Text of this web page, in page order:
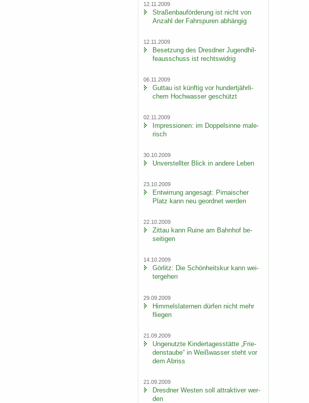
12.11.2009
Stra­ßen­bau­för­de­rung ist nicht von
An­zahl der Fahr­spu­ren ab­hän­gig
12.11.2009
Be­set­zung des Dresd­ner Ju­gend­hil­
fe­aus­schuss ist rechts­wid­rig
06.11.2009
Gut­tau ist künf­tig vor hun­dert­jähr­li­
chem Hoch­was­ser ge­schützt
02.11.2009
Im­pres­sio­nen: im Dop­pel­sin­ne ma­le­
risch
30.10.2009
Un­ver­stell­ter Blick in an­de­re Leben
23.10.2009
Ent­wir­rung an­ge­sagt: Pir­na­i­scher
Platz kann neu ge­ord­net wer­den
22.10.2009
Zit­tau kann Ruine am Bahn­hof be­
sei­ti­gen
14.10.2009
Gör­litz: Die Schön­heits­kur kann wei­
ter­ge­hen
29.09.2009
Him­mels­la­ter­nen dür­fen nicht mehr
flie­gen
21.09.2009
Un­ge­nutz­te Kin­der­ta­ges­stät­te „Frie­
dens­tau­be“ in Weiß­was­ser steht vor
dem Ab­riss
21.09.2009
Dresd­ner Wes­ten soll at­trak­ti­ver wer­
den